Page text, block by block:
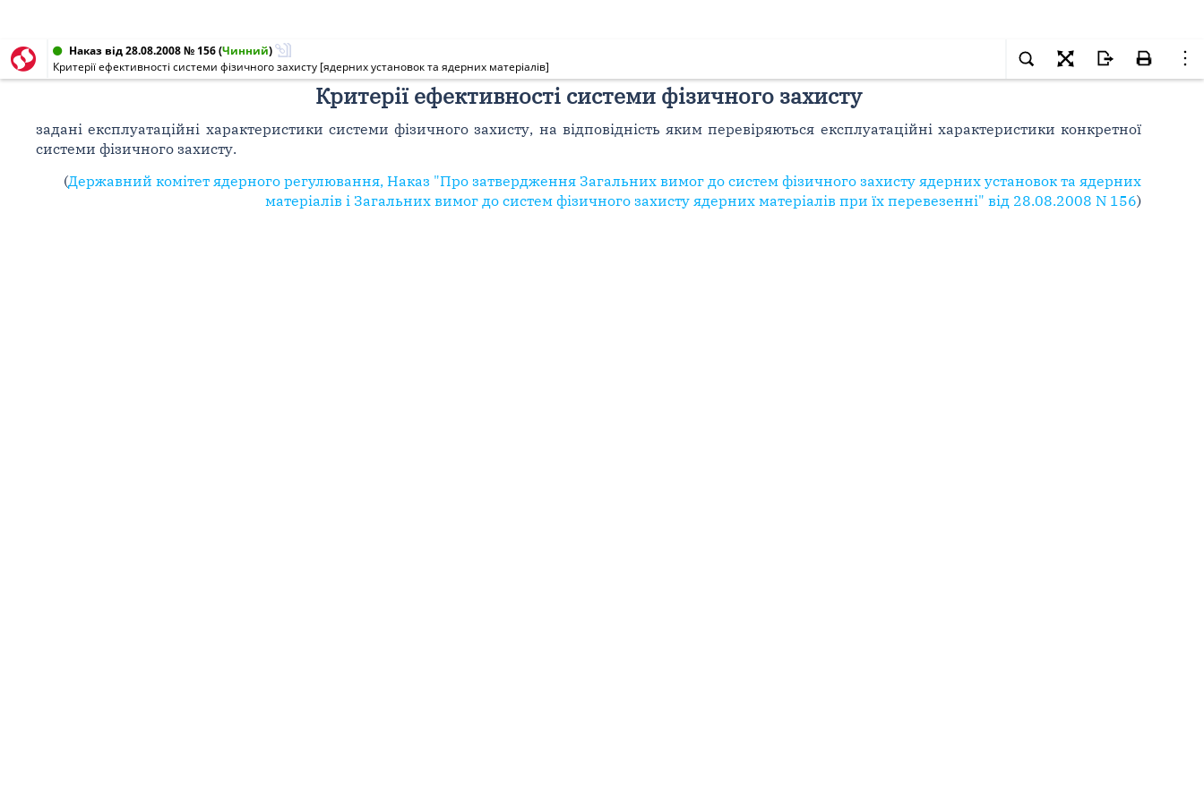
Наказ від 28.08.2008 № 156(Чинний)
Критерії ефективності системи фізичного захисту [ядерних установок та ядерних матеріалів]